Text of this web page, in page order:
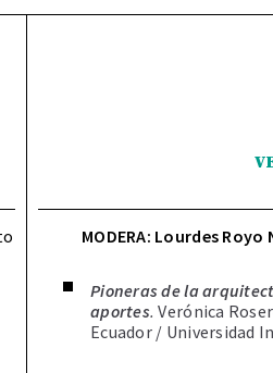
MODERA: Lourdes Royo
Pioneras de la
aportes.Verónica
Ecuador / Universidad